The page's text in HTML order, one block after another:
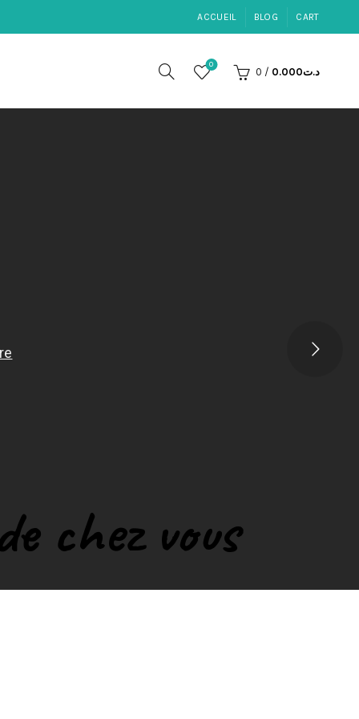
ACCUEIL BLOG CART
0
0 / د.ت0.000
chez vous